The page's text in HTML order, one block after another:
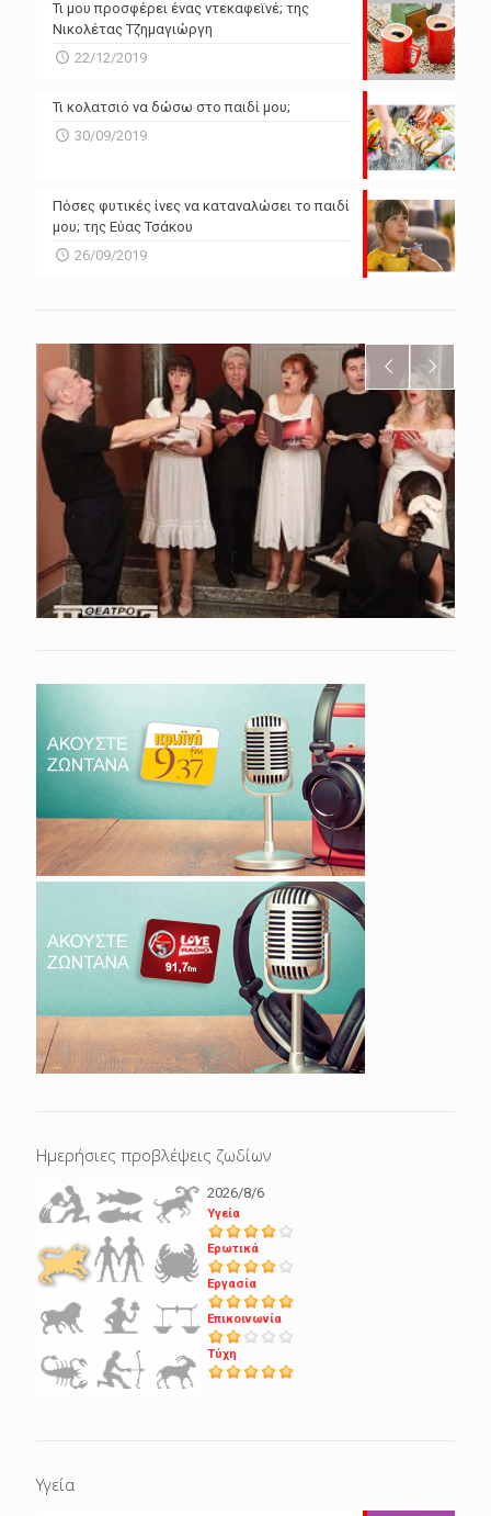
Τι μου προσφέρει ένας ντεκαφεϊνέ; της
Νικολέτας Τζημαγιώργη
22/12/2019
Τι κολατσιό να δώσω στο παιδί μου;
30/09/2019
Πόσες φυτικές ίνες να καταναλώσει το παιδί
μου; της Εύας Τσάκου
26/09/2019
Ημερήσιες προβλέψεις ζωδίων
2026/8/6
Υγεία
Ερωτικά
Εργασία
Επικοινωνία
Τύχη
Υγεία